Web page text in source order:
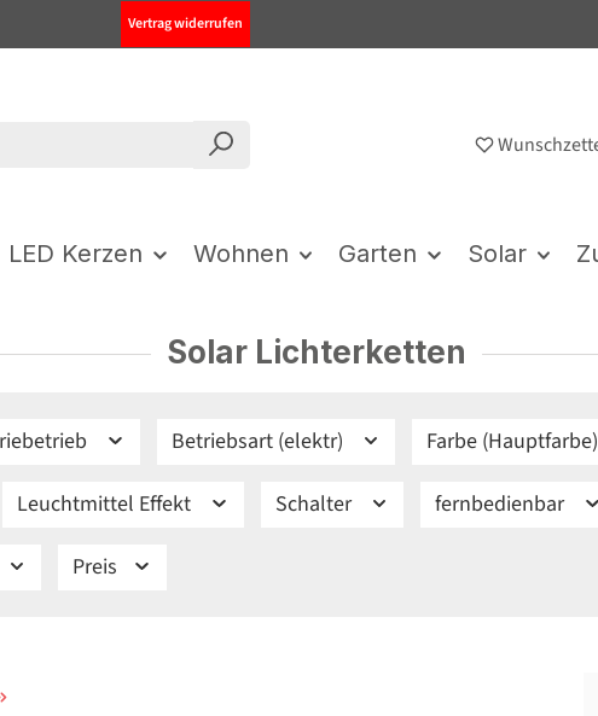
Vertrag widerrufen
LED Kerzen Wohnen Garten Solar
Solar Lichterketten
Betriebsart (elektr) Farbe (Hauptfarbe)
Leuchtmittel Effekt Schalter fernbedienbar
Preis